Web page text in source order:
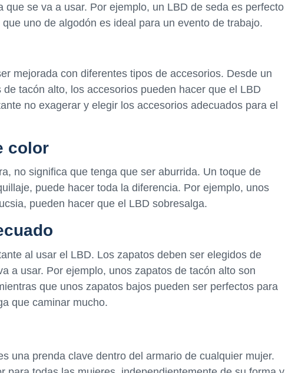
que se va a usar. Por ejemplo, un LBD de seda es perfecto
uno de algodón es ideal para un evento de trabajo.
mejorada con diferentes tipos de accesorios. Desde un
tacón alto, los accesorios pueden hacer que el LBD
no exagerar y elegir los accesorios adecuados para el
color
no significa que tenga que ser aburrida. Un toque de
puede hacer toda la diferencia. Por ejemplo, unos
pueden hacer que el LBD sobresalga.
al usar el LBD. Los zapatos deben ser elegidos de
a usar. Por ejemplo, unos zapatos de tacón alto son
que unos zapatos bajos pueden ser perfectos para
que caminar mucho.
una prenda clave dentro del armario de cualquier mujer.